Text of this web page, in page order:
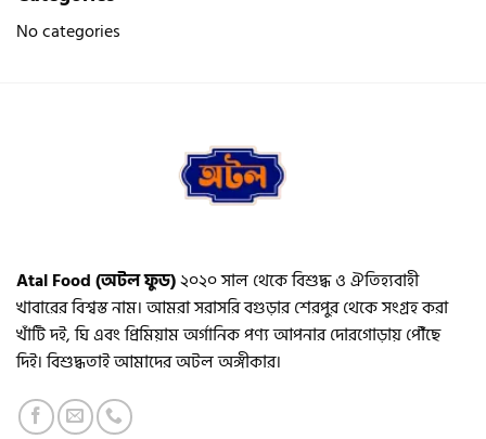
on
the
No categories
Atal Food (অটল ফুড)২০২০ সাল থেকে বিশুদ্ধ ও ঐতিহ্যবাহী
খাবারের বিশ্বস্ত নাম। আমরা সরাসরি বগুড়ার শেরপুর থেকে সংগ্রহ করা
খাঁটি দই, ঘি এবং প্রিমিয়াম অর্গানিক পণ্য আপনার দোরগোড়ায় পৌঁছে
দিই। বিশুদ্ধতাই আমাদের অটল অঙ্গীকার।